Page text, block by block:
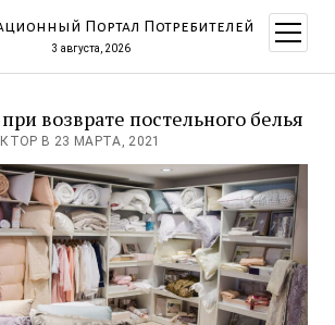
Портал Потребителей
3 августа, 2026
меню
возврате постельного белья
В 23 МАРТА, 2021